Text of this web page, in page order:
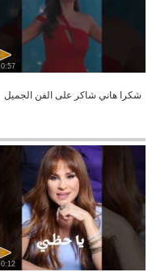
0:57
شكرا هاني شاكر على الفن الجميل
0:12